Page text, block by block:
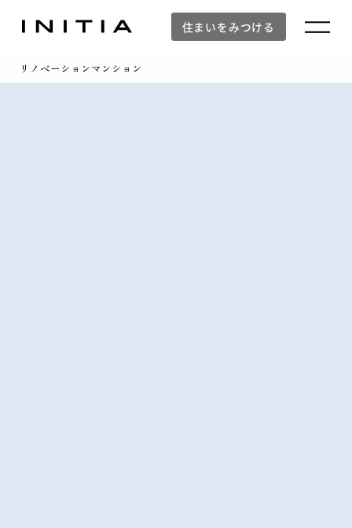
住まいをみつける
リノベーションマンション